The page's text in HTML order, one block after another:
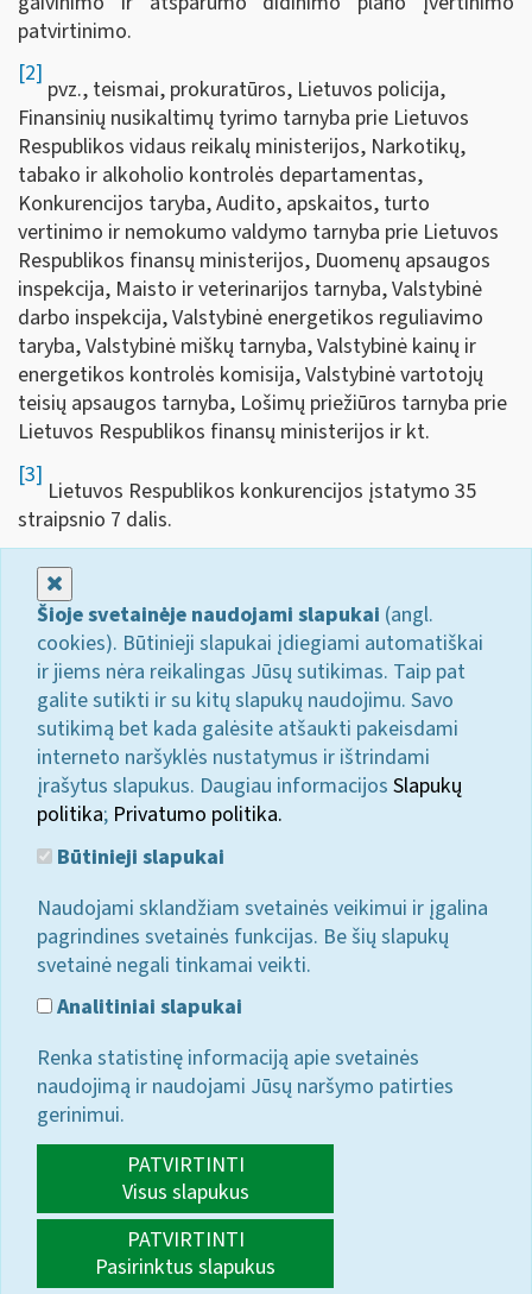
patvirtinimo.
[2]
pvz., teismai, prokuratūros, Lietuvos policija,
Finansinių nusikaltimų tyrimo tarnyba prie Lietuvos
Respublikos vidaus reikalų ministerijos, Narkotikų,
tabako ir alkoholio kontrolės departamentas,
Konkurencijos taryba, Audito, apskaitos, turto
vertinimo ir nemokumo valdymo tarnyba prie Lietuvos
Respublikos finansų ministerijos, Duomenų apsaugos
inspekcija, Maisto ir veterinarijos tarnyba, Valstybinė
darbo inspekcija, Valstybinė energetikos reguliavimo
taryba, Valstybinė miškų tarnyba, Valstybinė kainų ir
energetikos kontrolės komisija, Valstybinė vartotojų
teisių apsaugos tarnyba, Lošimų priežiūros tarnyba prie
Lietuvos Respublikos finansų ministerijos ir kt.
[3]
Lietuvos Respublikos konkurencijos įstatymo 35
straipsnio 7 dalis.
Šioje svetainėje naudojami slapukai (angl.
cookies). Būtinieji slapukai įdiegiami automatiškai
ir jiems nėra reikalingas Jūsų sutikimas. Taip pat
galite sutikti ir su kitų slapukų naudojimu. Savo
sutikimą bet kada galėsite atšaukti pakeisdami
interneto naršyklės nustatymus ir ištrindami
įrašytus slapukus. Daugiau informacijos Slapukų
politika; Privatumo politika.
Būtinieji slapukai
Naudojami sklandžiam svetainės veikimui ir įgalina
pagrindines svetainės funkcijas. Be šių slapukų
svetainė negali tinkamai veikti.
Analitiniai slapukai
Renka statistinę informaciją apie svetainės
naudojimą ir naudojami Jūsų naršymo patirties
gerinimui.
PATVIRTINTI
Visus slapukus
PATVIRTINTI
Pasirinktus slapukus